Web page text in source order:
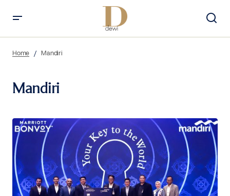
Home Mandiri
Mandiri